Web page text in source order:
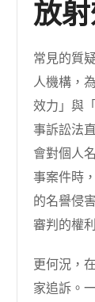
放
常見的質
人機構，
效力」與
事訴訟法
會對個人
事案件時
的名譽侵
審判的權
更何況，
家追訴。